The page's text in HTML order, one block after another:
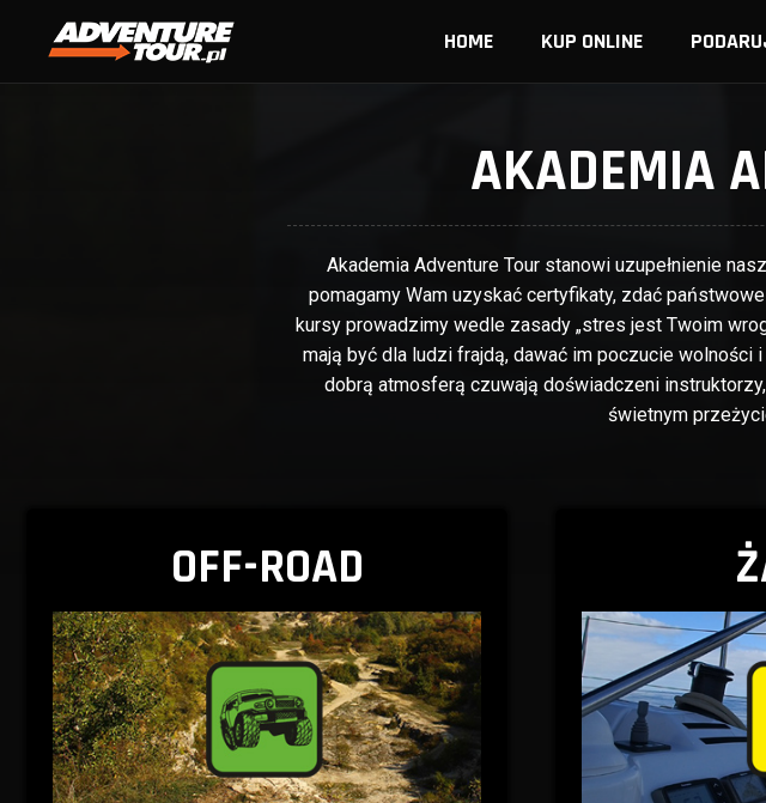
HOME KUP ONLINE
AKADEMIA
Akademia Adventure Tour stanowi uzupełnienie
pomagamy Wam uzyskać certyfikaty, zdać
kursy prowadzimy wedle zasady „stres jest Twoim
mają być dla ludzi frajdą, dawać im poczucie wolności
dobrą atmosferą czuwają doświadczeni
świetnym
OFF-ROAD